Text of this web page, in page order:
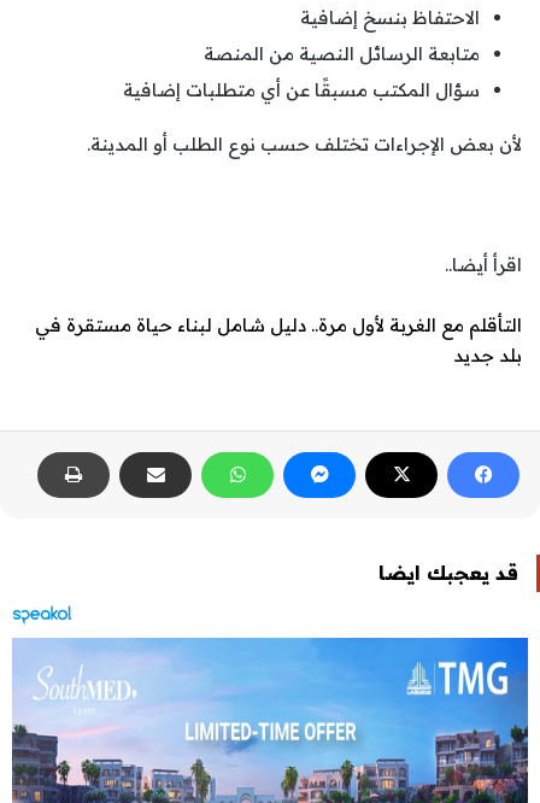
الاحتفاظ بنسخ إضافية
متابعة الرسائل النصية من المنصة
سؤال المكتب مسبقًا عن أي متطلبات إضافية
لأن بعض الإجراءات تختلف حسب نوع الطلب أو المدينة.
اقرأ أيضا..
التأقلم مع الغربة لأول مرة.. دليل شامل لبناء حياة مستقرة في
بلد جديد
قد يعجبك ايضا